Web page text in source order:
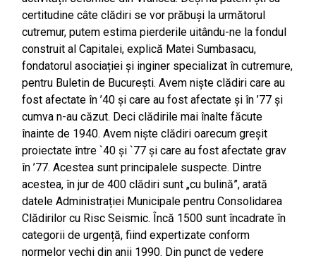
certitudine câte clădiri se vor prăbuși la următorul
cutremur, putem estima pierderile uitându-ne la fondul
construit al Capitalei, explică Matei Sumbasacu,
fondatorul asociației și inginer specializat în cutremure,
pentru Buletin de București. Avem niște clădiri care au
fost afectate în ’40 și care au fost afectate și în ’77 și
cumva n-au căzut. Deci clădirile mai înalte făcute
înainte de 1940. Avem niște clădiri oarecum greșit
proiectate între `40 și `77 și care au fost afectate grav
în ’77. Acestea sunt principalele suspecte. Dintre
acestea, în jur de 400 clădiri sunt „cu bulină”, arată
datele Administrației Municipale pentru Consolidarea
Clădirilor cu Risc Seismic. Încă 1500 sunt încadrate în
categorii de urgență, fiind expertizate conform
normelor vechi din anii 1990. Din punct de vedere